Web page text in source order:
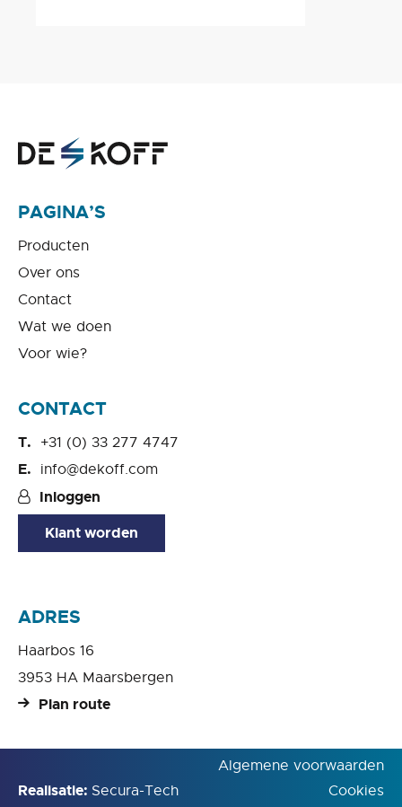
PAGINA’S
Producten
Over ons
Contact
Wat we doen
Voor wie?
CONTACT
+31 (0) 33 277 4747
info@dekoff.com
Inloggen
Klant worden
ADRES
Haarbos 16
3953 HA Maarsbergen
Plan route
Realisatie: Secura-Tech
Algemene voorwaarden
Cookies